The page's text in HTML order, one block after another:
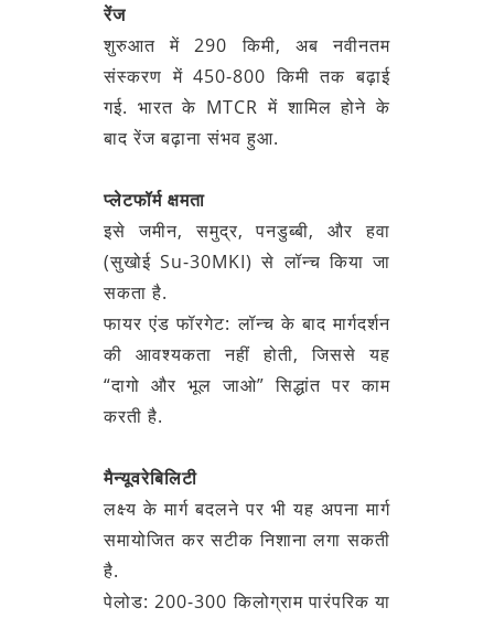
रेंज
शुरुआत में 290 किमी, अब नवीनतम
संस्करण में 450-800 किमी तक बढ़ाई
गई. भारत के MTCR में शामिल होने के
बाद रेंज बढ़ाना संभव हुआ.
प्लेटफॉर्म क्षमता
इसे जमीन, समुद्र, पनडुब्बी, और हवा
(सुखोई Su-30MKI) से लॉन्च किया जा
सकता है.
फायर एंड फॉरगेट: लॉन्च के बाद मार्गदर्शन
की आवश्यकता नहीं होती, जिससे यह
“दागो और भूल जाओ” सिद्धांत पर काम
करती है.
मैन्यूवरेबिलिटी
लक्ष्य के मार्ग बदलने पर भी यह अपना मार्ग
समायोजित कर सटीक निशाना लगा सकती
है.
पेलोड: 200-300 किलोग्राम पारंपरिक या